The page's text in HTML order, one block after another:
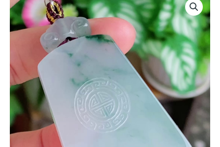
然
緬
甸
翡
種
飄
花
仿
古
無
事
牌